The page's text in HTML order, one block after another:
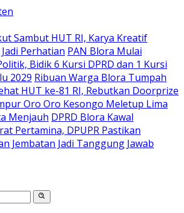
Sambut HUT RI, Karya Kreatif
Perhatian ‎PAN Blora Mulai
Bidik 6 Kursi DPRD dan 1 Kursi
2029 Ribuan Warga Blora Tumpah
HUT ke-81 RI, Rebutkan Doorprize
Oro Oro Kesongo Meletup Lima
Menjauh DPRD Blora Kawal
Pertamina, DPUPR Pastikan
Jembatan Jadi Tanggung Jawab